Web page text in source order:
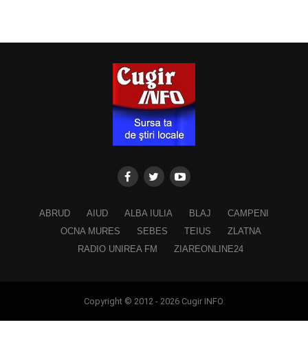
ABRUD AIUD ALBA IULIA BLAJ
CAMPENI
OCNA MURES
SEBES TEIUS
ZLATNA
RADIO UNIREA FM
ZIAREONLINE24
Copyright © 2012 - 2026 Cugir INFO